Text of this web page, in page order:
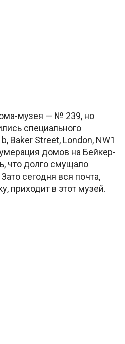
музея — № 239, но
специального
Baker Street, London, NW1
домов на Бейкер-
что долго смущало
сегодня вся почта,
приходит в этот музей.